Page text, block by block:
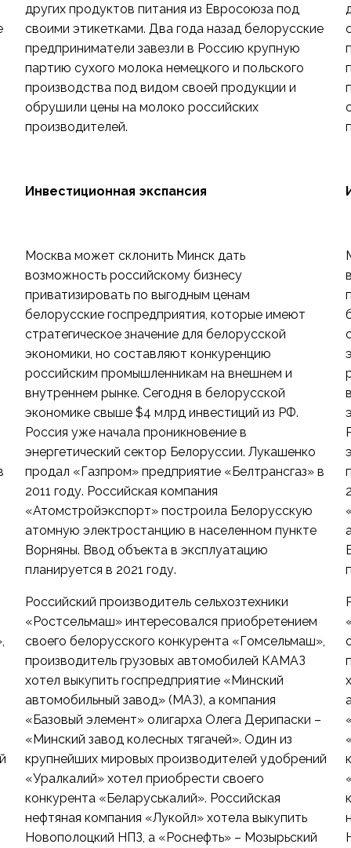
других продуктов питания из Евросоюза под
своими этикетками. Два года назад белорусские
предприниматели завезли в Россию крупную
партию сухого молока немецкого и польского
производства под видом своей продукции и
обрушили цены на молоко российских
производителей.
Инвестиционная экспансия
Москва может склонить Минск дать
возможность российскому бизнесу
приватизировать по выгодным ценам
белорусские госпредприятия, которые имеют
стратегическое значение для белорусской
экономики, но составляют конкуренцию
российским промышленникам на внешнем и
внутреннем рынке. Сегодня в белорусской
экономике свыше $4 млрд инвестиций из РФ.
Россия уже начала проникновение в
энергетический сектор Белоруссии. Лукашенко
продал «Газпром» предприятие «Белтрансгаз» в
2011 году. Российская компания
«Атомстройэкспорт» построила Белорусскую
атомную электростанцию в населенном пункте
Ворняны. Ввод объекта в эксплуатацию
планируется в 2021 году.
Российский производитель сельхозтехники
«Ростсельмаш» интересовался приобретением
своего белорусского конкурента «Гомсельмаш»,
производитель грузовых автомобилей КАМАЗ
хотел выкупить госпредприятие «Минский
автомобильный завод» (МАЗ), а компания
«Базовый элемент» олигарха Олега Дерипаски –
«Минский завод колесных тягачей». Один из
крупнейших мировых производителей удобрений
«Уралкалий» хотел приобрести своего
конкурента «Беларуськалий». Российская
нефтяная компания «Лукойл» хотела выкупить
Новополоцкий НПЗ, а «Роснефть» – Мозырьский